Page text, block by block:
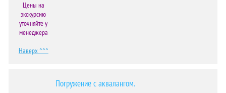
Цены на
экскурсию
уточняйте у
менеджера
Наверх ^^^
Погружение с аквалангом.